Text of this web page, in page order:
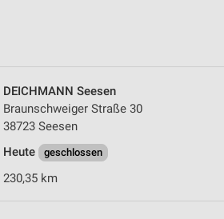
DEICHMANN Seesen
Braunschweiger Straße 30
38723 Seesen
Heute
geschlossen
230,35 km